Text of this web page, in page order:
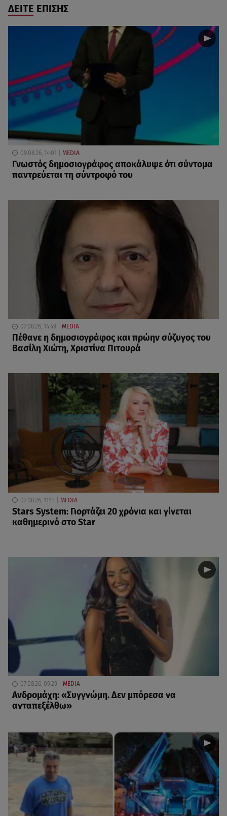
ΔΕΙΤΕ ΕΠΙΣΗΣ
09.08.26, 14:01 MEDIA
Γνωστός δημοσιογράφος αποκάλυψε ότι σύντομα
παντρεύεται τη σύντροφό του
07.08.26, 14:49 MEDIA
Πέθανε η δημοσιογράφος και πρώην σύζυγος του
Βασίλη Χιώτη, Χριστίνα Πιτουρά
07.08.26, 11:13 MEDIA
Stars System: Γιορτάζει 20 χρόνια και γίνεται
καθημερινό στο Star
07.08.26, 09:29 MEDIA
Ανδρομάχη: «Συγγνώμη. Δεν μπόρεσα να
ανταπεξέλθω»